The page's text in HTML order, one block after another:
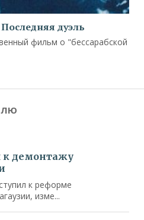
дуэль
фильм о "бессарабской